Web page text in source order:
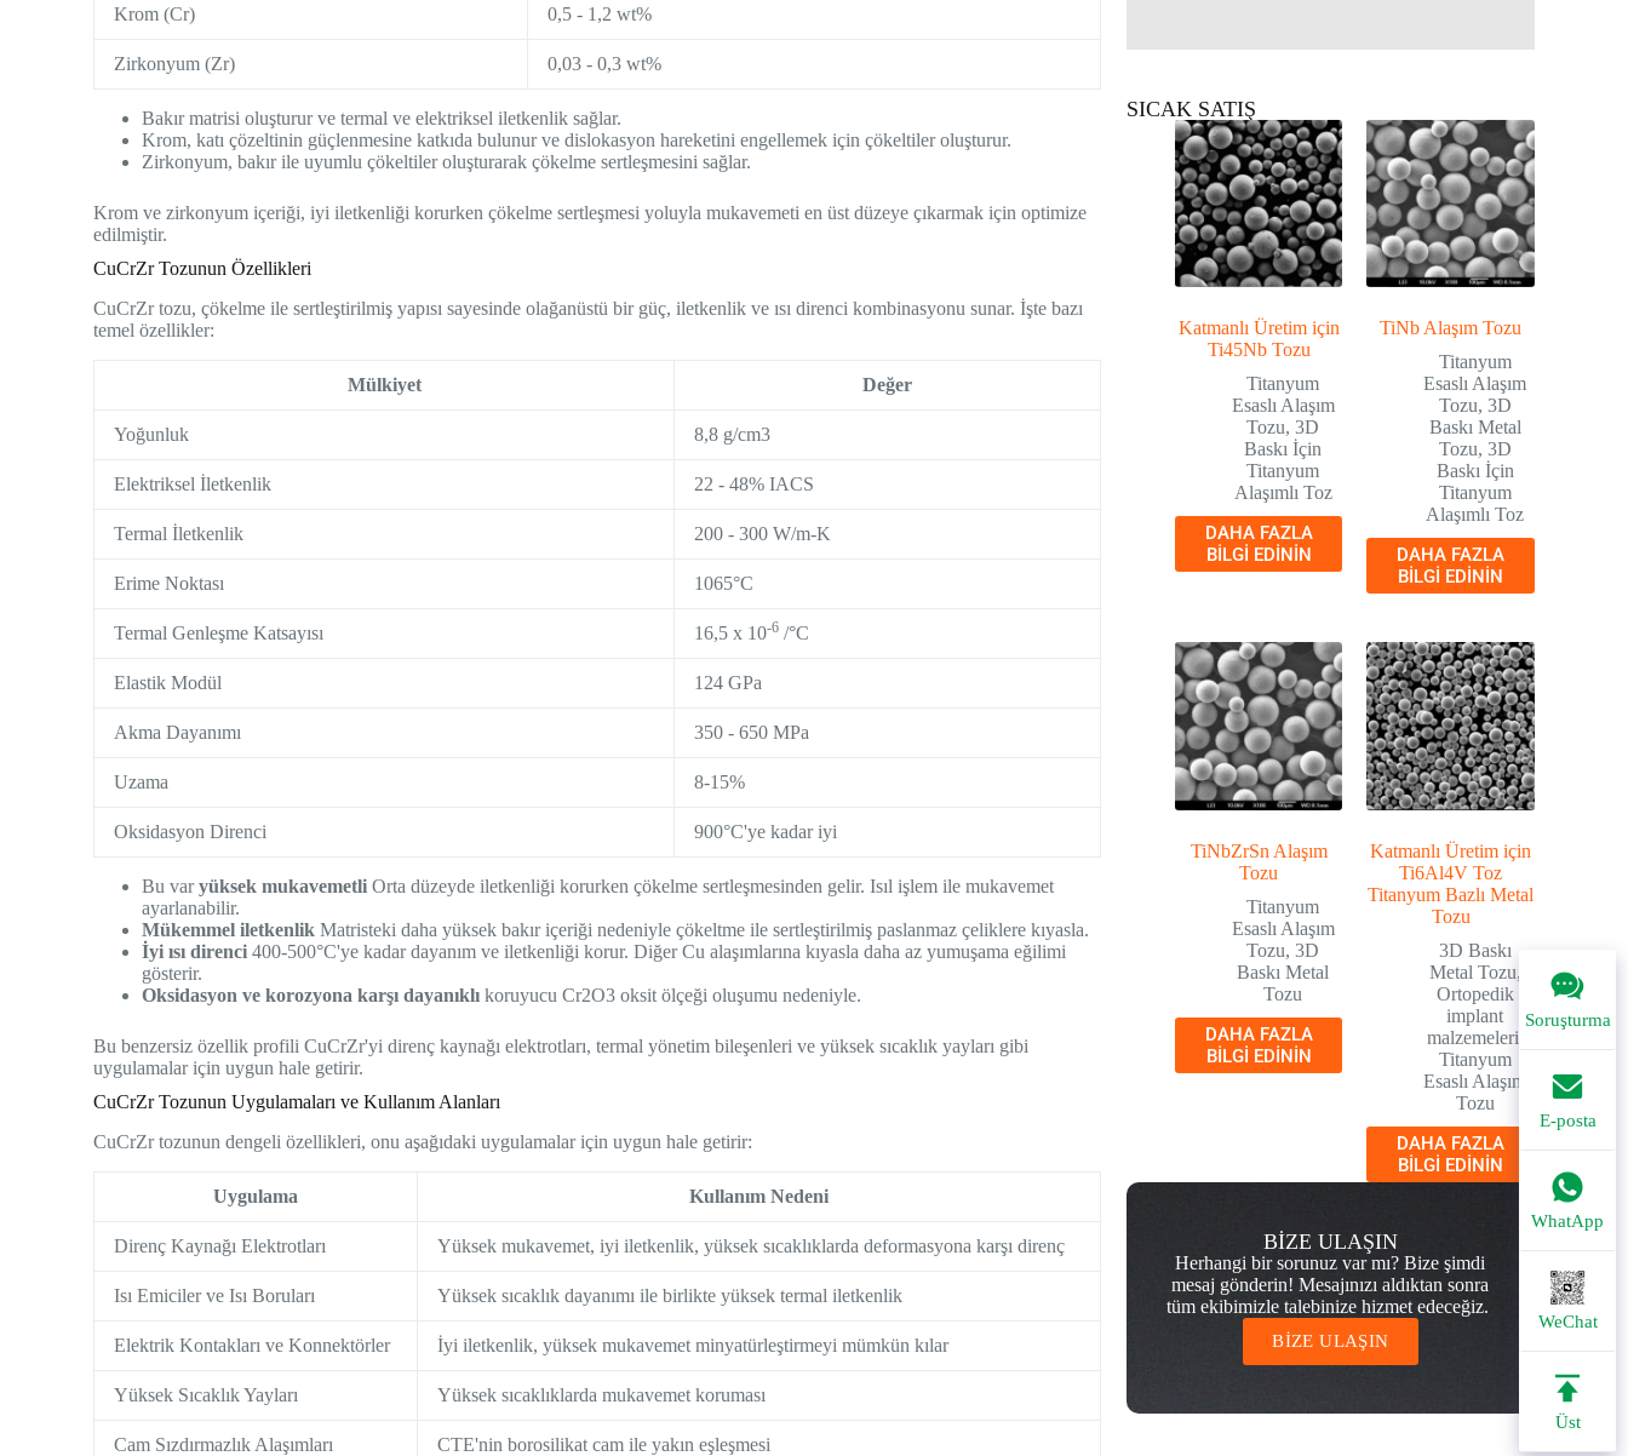
Soruşturma
E-posta
WhatApp
WeChat
Üst
Krom (Cr) 0,5 - 1,2 wt%
Zirkonyum (Zr) 0,03 - 0,3 wt%
Bakır matrisi oluşturur ve termal ve elektriksel iletkenlik sağlar.
Krom, katı çözeltinin güçlenmesine katkıda bulunur ve dislokasyon hareketini engellemek için çökeltiler oluşturur.
Zirkonyum, bakır ile uyumlu çökeltiler oluşturarak çökelme sertleşmesini sağlar.
Krom ve zirkonyum içeriği, iyi iletkenliği korurken çökelme sertleşmesi yoluyla mukavemeti en üst düzeye çıkarmak için optimize
edilmiştir.
CuCrZr Tozunun Özellikleri
CuCrZr tozu, çökelme ile sertleştirilmiş yapısı sayesinde olağanüstü bir güç, iletkenlik ve ısı direnci kombinasyonu sunar. İşte bazı
temel özellikler:
Mülkiyet Değer
Yoğunluk 8,8 g/cm3
Elektriksel İletkenlik 22 - 48% IACS
Termal İletkenlik 200 - 300 W/m-K
Erime Noktası 1065°C
Termal Genleşme Katsayısı 16,5 x 10-6 /°C
Elastik Modül 124 GPa
Akma Dayanımı 350 - 650 MPa
Uzama 8-15%
Oksidasyon Direnci 900°C'ye kadar iyi
Bu varyüksek mukavemetli Orta düzeyde iletkenliği korurken çökelme sertleşmesinden gelir. Isıl işlem ile mukavemet
ayarlanabilir.
Mükemmel iletkenlik Matristeki daha yüksek bakır içeriği nedeniyle çökeltme ile sertleştirilmiş paslanmaz çeliklere kıyasla.
İyi ısı direnci 400-500°C'ye kadar dayanım ve iletkenliği korur. Diğer Cu alaşımlarına kıyasla daha az yumuşama eğilimi
gösterir.
Oksidasyon ve korozyona karşı dayanıklı koruyucu Cr2O3 oksit ölçeği oluşumu nedeniyle.
Bu benzersiz özellik profili CuCrZr'yi direnç kaynağı elektrotları, termal yönetim bileşenleri ve yüksek sıcaklık yayları gibi
uygulamalar için uygun hale getirir.
CuCrZr Tozunun Uygulamaları ve Kullanım Alanları
CuCrZr tozunun dengeli özellikleri, onu aşağıdaki uygulamalar için uygun hale getirir:
Uygulama Kullanım Nedeni
Direnç Kaynağı Elektrotları Yüksek mukavemet, iyi iletkenlik, yüksek sıcaklıklarda deformasyona karşı direnç
Isı Emiciler ve Isı Boruları Yüksek sıcaklık dayanımı ile birlikte yüksek termal iletkenlik
Elektrik Kontakları ve Konnektörler İyi iletkenlik, yüksek mukavemet minyatürleştirmeyi mümkün kılar
Yüksek Sıcaklık Yayları Yüksek sıcaklıklarda mukavemet koruması
Cam Sızdırmazlık Alaşımları CTE'nin borosilikat cam ile yakın eşleşmesi
SICAK SATIŞ
Katmanlı Üretim için
Ti45Nb Tozu
Titanyum
Esaslı Alaşım
Tozu,3D
Baskı İçin
Titanyum
Alaşımlı Toz
DAHA FAZLA
BILGI EDININ
TiNb Alaşım Tozu
Titanyum
Esaslı Alaşım
Tozu, 3D
Baskı Metal
Tozu, 3D
Baskı İçin
Titanyum
Alaşımlı Toz
DAHA FAZLA
BILGI EDININ
TiNbZrSn Alaşım
Tozu
Titanyum
Esaslı Alaşım
Tozu,3D
Baskı Metal
Tozu
DAHA FAZLA
BILGI EDININ
Katmanlı Üretim için
Ti6Al4V Toz
Titanyum Bazlı Metal
Tozu
3D Baskı
Metal Tozu,
Ortopedik
implant
malzemeleri
Titanyum
Esaslı Alaşım
Tozu
DAHA FAZLA
BILGI EDININ
BİZE ULAŞIN
Herhangi bir sorunuz var mı? Bize şimdi
mesaj gönderin! Mesajınızı aldıktan sonra
tüm ekibimizle talebinize hizmet edeceğiz.
BİZE ULAŞIN